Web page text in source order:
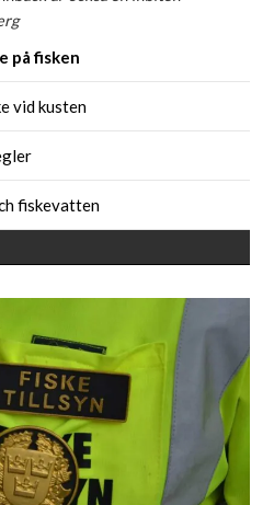
på fisken
vid kusten
fiskevatten